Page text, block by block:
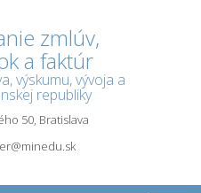
zmlúv,
a faktúr
výskumu, vývoja a
republiky
50, Bratislava